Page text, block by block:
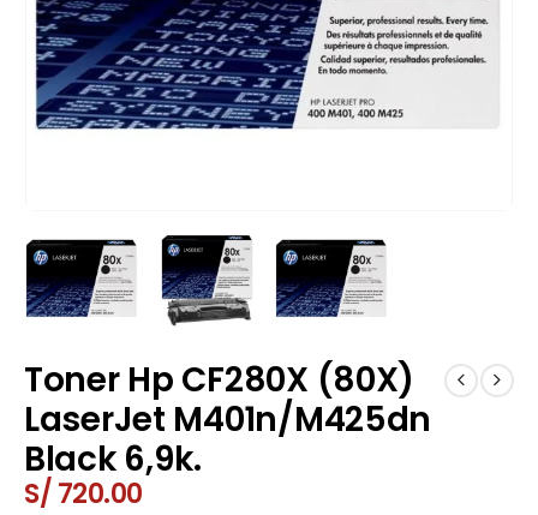
Toner Hp CF280X (80X)
LaserJet M401n/M425dn
Black 6,9k.
S/ 720.00